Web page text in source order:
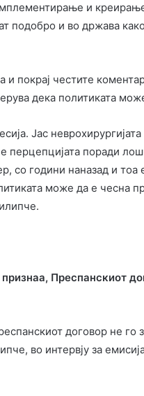
и
подобро и во држава
покрај честите
дека политиката
Јас
перцепцијата поради
со години наназад и тоа
може да е чесна
Преспанскиот
договор не го
во интервју за